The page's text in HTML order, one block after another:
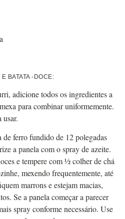
BATATA -DOCE:
adicione todos os ingredientes a
para combinar uniformemente.
usar.
ferro fundido de 12 polegadas
a panela com o spray de azeite.
e tempere com ½ colher de chá
mexendo frequentemente, até
marrons e estejam macias,
Se a panela começar a parecer
spray conforme necessário. Use